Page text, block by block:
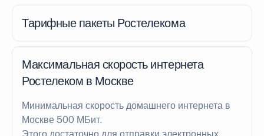
Тарифные пакеты Ростелекома
Максимальная скорость интернета
Ростелеком в Москве
Минимальная скорость домашнего интернета в
Москве 500 МБит.
Этого достаточно для отправки электронных